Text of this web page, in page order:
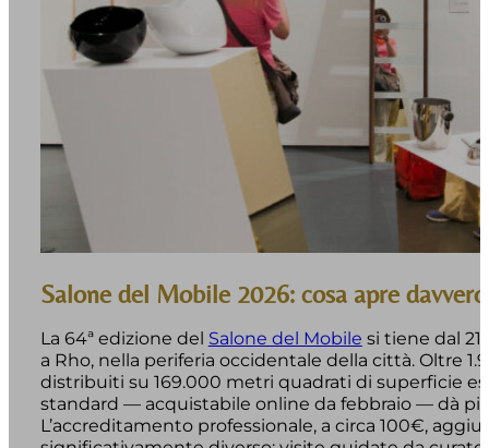
Salone del Mobile 2026: cosa apre
La 64ª edizione del Salone del Mobile si tiene dal
a Rho, nella periferia occidentale della città. Oltre
distribuiti su 169.000 metri quadrati di superficie
standard — acquistabile online da febbraio — dà
L’accreditamento professionale, a circa 100€,